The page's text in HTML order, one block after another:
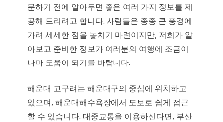
문하기 전에 알아두면 좋은 여러 가지 정보를 제
공해 드리려고 합니다. 사람들은 종종 큰 풍경에
가려 세세한 점을 놓치기 마련이지만, 저희가 알
아보고 준비한 정보가 여러분의 여행에 조금이
나마 도움이 되기를 바랍니다.
해운대 고구려는 해운대구의 중심에 위치하고
있으며, 해운대해수욕장에서 도보로 쉽게 접근
할 수 있습니다. 대중교통을 이용하신다면, 부산